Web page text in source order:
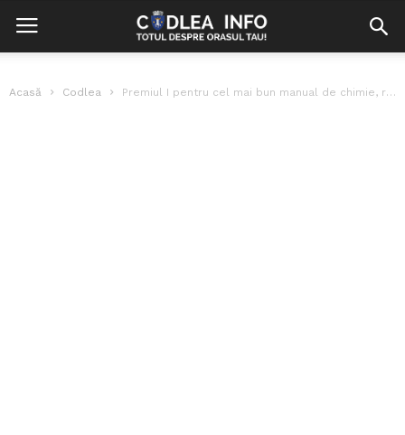
Acasă Codlea Premiul I pentru cel mai bun manual de chimie, realizat de 7...